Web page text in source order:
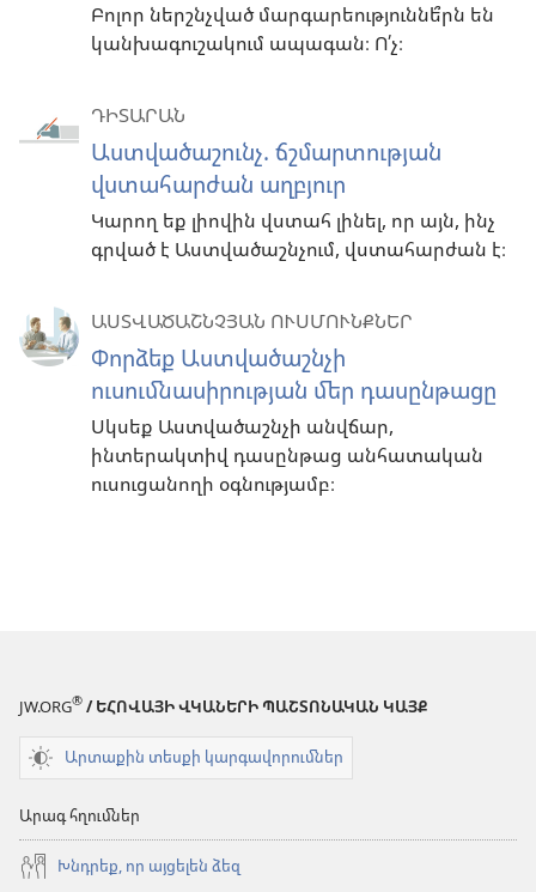
Բոլոր ներշնչված մարգարեություննե՞րն են
կանխագուշակում ապագան։ Ո՛չ։
ԴԻՏԱՐԱՆ
Աստվածաշունչ. ճշմարտության
վստահարժան աղբյուր
Կարող եք լիովին վստահ լինել, որ այն, ինչ
գրված է Աստվածաշնչում, վստահարժան է։
ԱՍՏՎԱԾԱՇՆՉՅԱՆ ՈՒՍՄՈՒՆՔՆԵՐ
Փորձեք Աստվածաշնչի
ուսումնասիրության մեր դասընթացը
Սկսեք Աստվածաշնչի անվճար,
ինտերակտիվ դասընթաց անհատական
ուսուցանողի օգնությամբ։
JW.ORG® / ԵՀՈՎԱՅԻ ՎԿԱՆԵՐԻ ՊԱՇՏՈՆԱԿԱՆ ԿԱՅՔ
Արտաքին տեսքի կարգավորումներ
Արագ հղումներ
Խնդրեք, որ այցելեն ձեզ